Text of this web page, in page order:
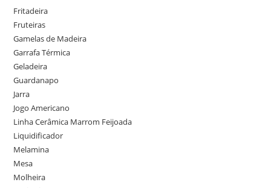
Fritadeira
Fruteiras
Gamelas de Madeira
Garrafa Térmica
Geladeira
Guardanapo
Jarra
Jogo Americano
Linha Cerâmica Marrom Feijoada
Liquidificador
Melamina
Mesa
Molheira